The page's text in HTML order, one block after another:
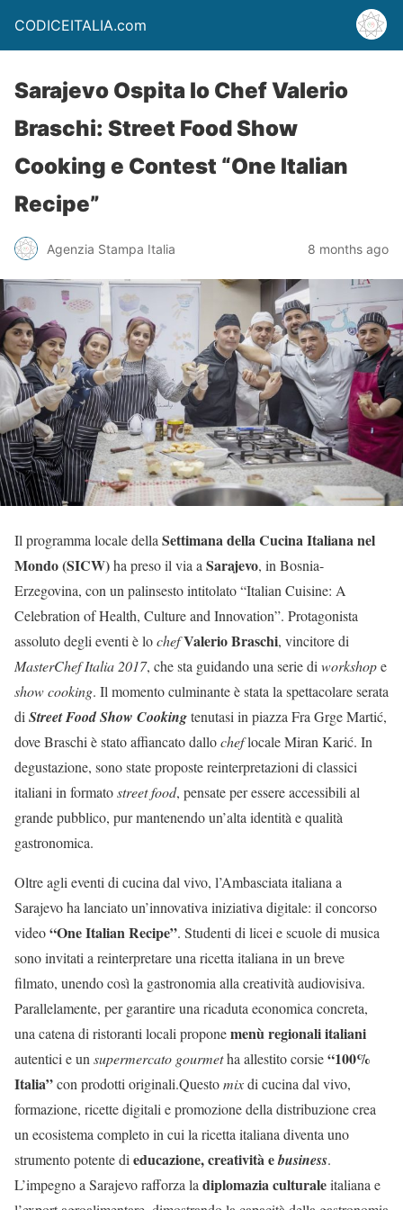
CODICEITALIA.com
Sarajevo Ospita lo Chef Valerio
Braschi: Street Food Show
Cooking e Contest “One Italian
Recipe”
Agenzia Stampa Italia 8 months ago
Il programma locale dellaSettimana della Cucina Italiana nel
Mondo (SICW)ha preso il via aSarajevo, in Bosnia-
Erzegovina, con un palinsesto intitolato “Italian Cuisine: A
Celebration of Health, Culture and Innovation”. Protagonista
assoluto degli eventi è lochefValerio Braschi, vincitore di
MasterChef Italia 2017, che sta guidando una serie diworkshope
show cooking. Il momento culminante è stata la spettacolare serata
diStreet Food Show Cookingtenutasi in piazza Fra Grge Martić,
dove Braschi è stato affiancato dallocheflocale Miran Karić. In
degustazione, sono state proposte reinterpretazioni di classici
italiani in formatostreet food, pensate per essere accessibili al
grande pubblico, pur mantenendo un’alta identità e qualità
gastronomica.
Oltre agli eventi di cucina dal vivo, l’Ambasciata italiana a
Sarajevo ha lanciato un’innovativa iniziativa digitale: il concorso
video“One Italian Recipe”. Studenti di licei e scuole di musica
sono invitati a reinterpretare una ricetta italiana in un breve
filmato, unendo così la gastronomia alla creatività audiovisiva.
Parallelamente, per garantire una ricaduta economica concreta,
una catena di ristoranti locali proponemenù regionali italiani
autentici e unsupermercato gourmetha allestito corsie“100%
Italia”con prodotti originali.Questomixdi cucina dal vivo,
formazione, ricette digitali e promozione della distribuzione crea
un ecosistema completo in cui la ricetta italiana diventa uno
strumento potente dieducazione, creatività ebusiness.
L’impegno a Sarajevo rafforza ladiplomazia culturaleitaliana e